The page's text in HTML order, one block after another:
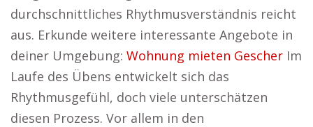
durchschnittliches Rhythmusverständnis reicht
aus. Erkunde weitere interessante Angebote in
deiner Umgebung: Wohnung mieten Gescher Im
Laufe des Übens entwickelt sich das
Rhythmusgefühl, doch viele unterschätzen
diesen Prozess. Vor allem in den